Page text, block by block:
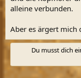
alleine verbunden.
Aber es ärgert mich
Du musst dich